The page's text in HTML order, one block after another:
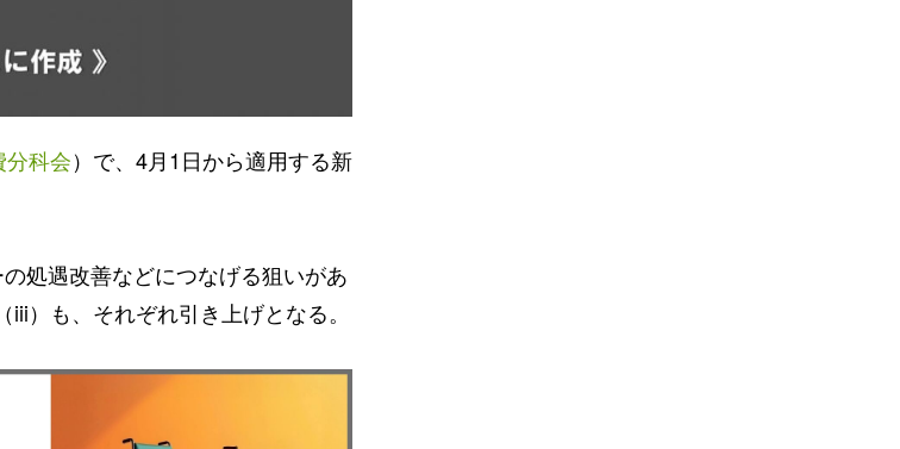
科会）で、4月1日から適用する新
処遇改善などにつなげる狙いがあ
）も、それぞれ引き上げとなる。